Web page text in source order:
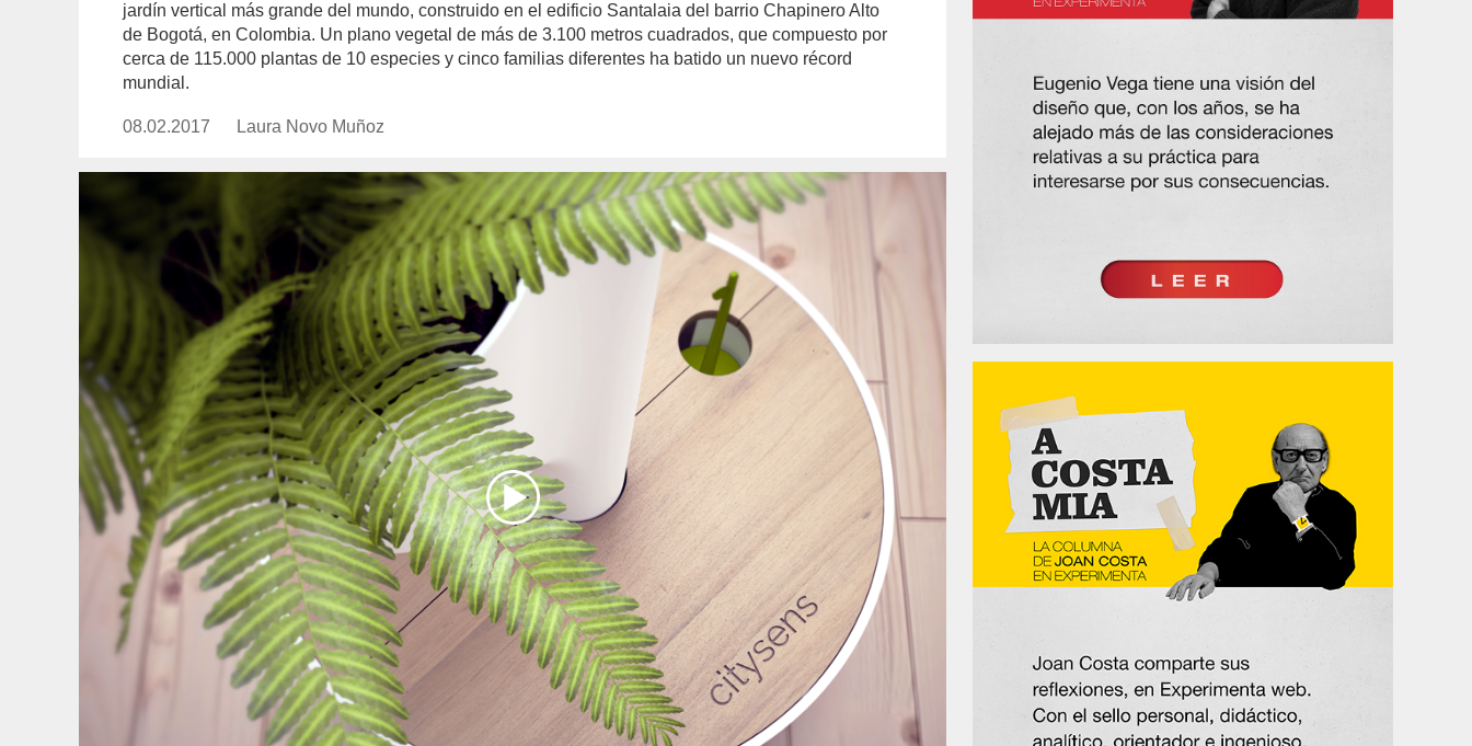
jardín vertical más grande del mundo, construido en el edificio Santalaia del barrio Chapinero Alto
de Bogotá, en Colombia. Un plano vegetal de más de 3.100 metros cuadrados, que compuesto por
cerca de 115.000 plantas de 10 especies y cinco familias diferentes ha batido un nuevo récord
mundial.
Publicado
08.02.2017
https://www.experimenta.es/author/laura-
Laura Novo Muñoz